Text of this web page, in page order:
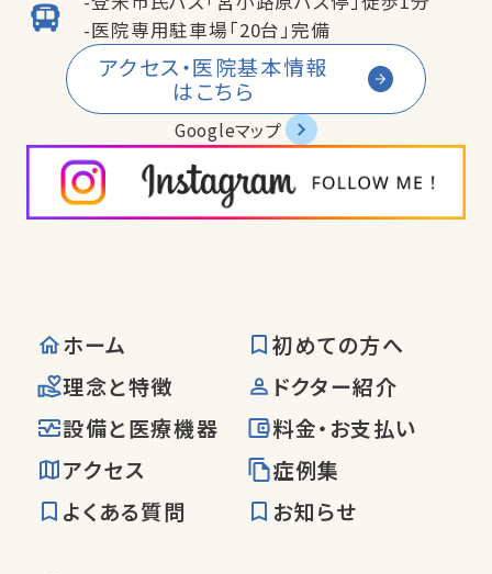
-医院専用駐車場「20台」完備
アクセス・医院基本情報
はこちら
Googleマップ
ホーム
初めての方へ
理念と特徴
ドクター紹介
設備と医療機器
料金・お支払い
アクセス
症例集
よくある質問
お知らせ